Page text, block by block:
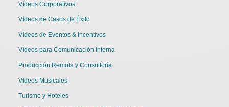
Vídeos Corporativos
Vídeos de Casos de Éxito
Vídeos de Eventos & Incentivos
Vídeos para Comunicación Interna
Producción Remota y Consultoría
Videos Musicales
Turismo y Hoteles